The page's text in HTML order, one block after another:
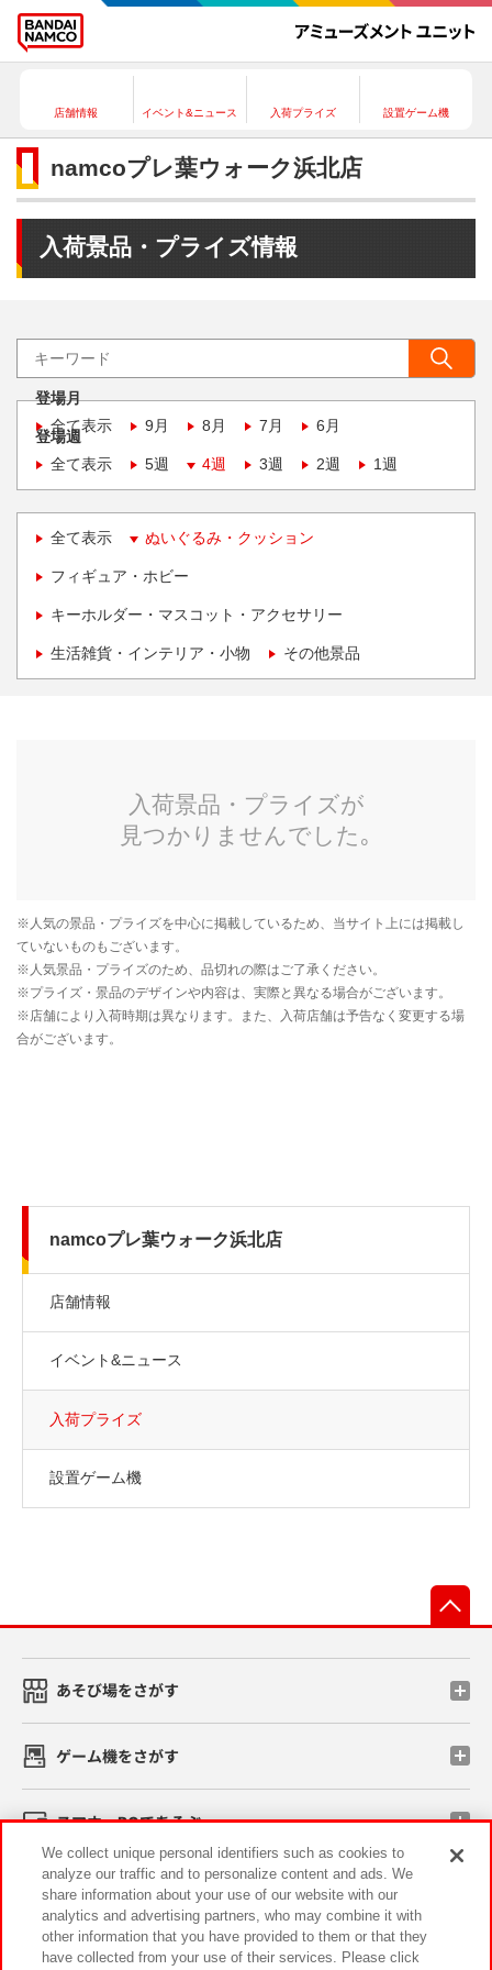
店舗情報 イベント&ニュース 入荷プライズ 設置ゲーム機
namcoプレ葉ウォーク浜北店
入荷景品・プライズ情報
登場月
全て表示
9月 8月 7月 6月
登場週
全て表示
5週 4週 3週 2週 1週
全て表示 ぬいぐるみ・クッション
フィギュア・ホビー
キーホルダー・マスコット・アクセサリー
生活雑貨・インテリア・小物 その他景品
namcoプレ葉ウォーク浜北店
店舗情報
イベント&ニュース
入荷プライズ
設置ゲーム機
あそび場をさがす
ゲーム機をさがす
スマホ・PCであそぶ
イベント・キャンペーン
We collect unique personal identifiers such as cookies to
analyze our traffic and to personalize content and ads. We
share information about your use of our website with our
analytics and advertising partners, who may combine it with
other information that you have provided to them or that they
have collected from your use of their services. Please click